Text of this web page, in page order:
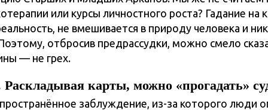
или курсы личностного роста? Гадание на
не вмешивается в природу человека и
отбросив предрассудки, можно смело
— не грех.
карты, можно «прогадать»
заблуждение, из-за которого люди